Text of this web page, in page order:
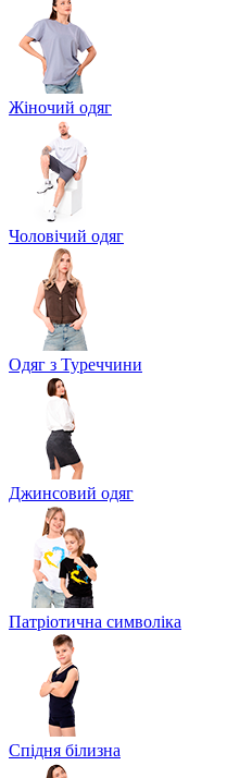
Жіночий одяг
Чоловічий одяг
Одяг з Туреччини
Джинсовий одяг
Патріотична символіка
Спідня білизна